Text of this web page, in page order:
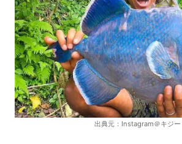
出典元：Instagram＠キジー